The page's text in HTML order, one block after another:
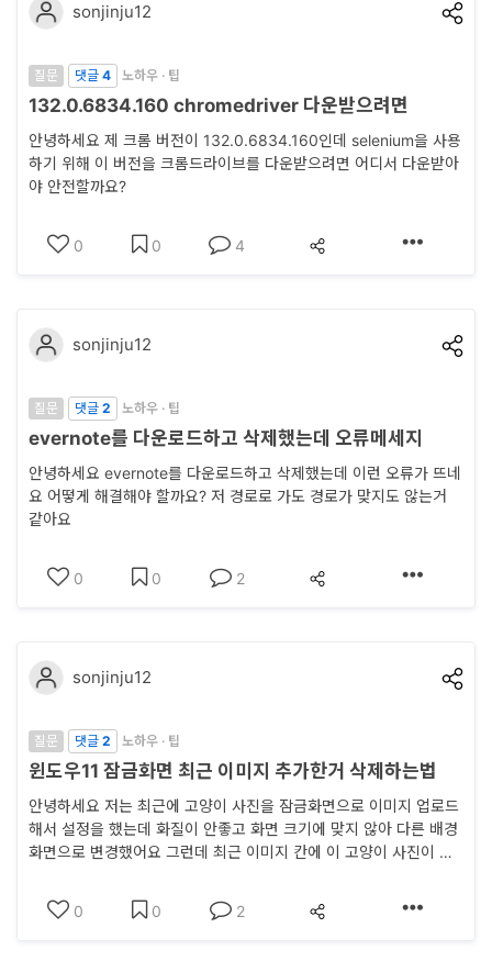
베
스
프
로
데
터
사
이
언
기
집
홍
보
sonjinju12
질문 댓글 4 노하우 · 팁
132.0.6834.160 chromedriver 다운받으려면
안녕하세요 제 크롬 버전이 132.0.6834.160인데 selenium을 사용
하기 위해 이 버전을 크롬드라이브를 다운받으려면 어디서 다운받아
야 안전할까요?
0 0 4
sonjinju12
질문 댓글 2 노하우 · 팁
evernote를 다운로드하고 삭제했는데 오류메세지
안녕하세요 evernote를 다운로드하고 삭제했는데 이런 오류가 뜨네
요 어떻게 해결해야 할까요? 저 경로로 가도 경로가 맞지도 않는거
같아요
0 0 2
sonjinju12
질문 댓글 2 노하우 · 팁
윈도우11 잠금화면 최근 이미지 추가한거 삭제하는법
안녕하세요 저는 최근에 고양이 사진을 잠금화면으로 이미지 업로드
해서 설정을 했는데 화질이 안좋고 화면 크기에 맞지 않아 다른 배경
화면으로 변경했어요 그런데 최근 이미지 칸에 이 고양이 사진이 안
0
0 2